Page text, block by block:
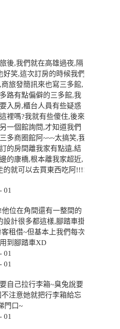
後,我們就在高雄過夜,隔
好笑,這次訂房的時候我們
旅發簡訊來也寫三多館,
路有點偏僻的三多館,我
入房,櫃台人員有些疑惑
裡嗎?我就有些傻住,後來
一個館詢問,才知道我們
多商圈館阿~~~太搞笑,我
的房間離我家有點遠,結
的康橋,根本離我家超近,
的就可以去買東西吃阿!!!!
位在角間還有一整間的
設計很多都這樣,腳踏車掛
租借~但基本上我們每次
到腳踏車XD
自己拉行李箱~臭兔說要
注意她就把行李箱給忘
門口~